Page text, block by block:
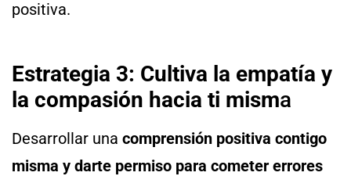
positiva.
Estrategia 3: Cultiva la empatía y
la compasión hacia ti misma
Desarrollar una comprensión positiva contigo
misma y darte permiso para cometer errores